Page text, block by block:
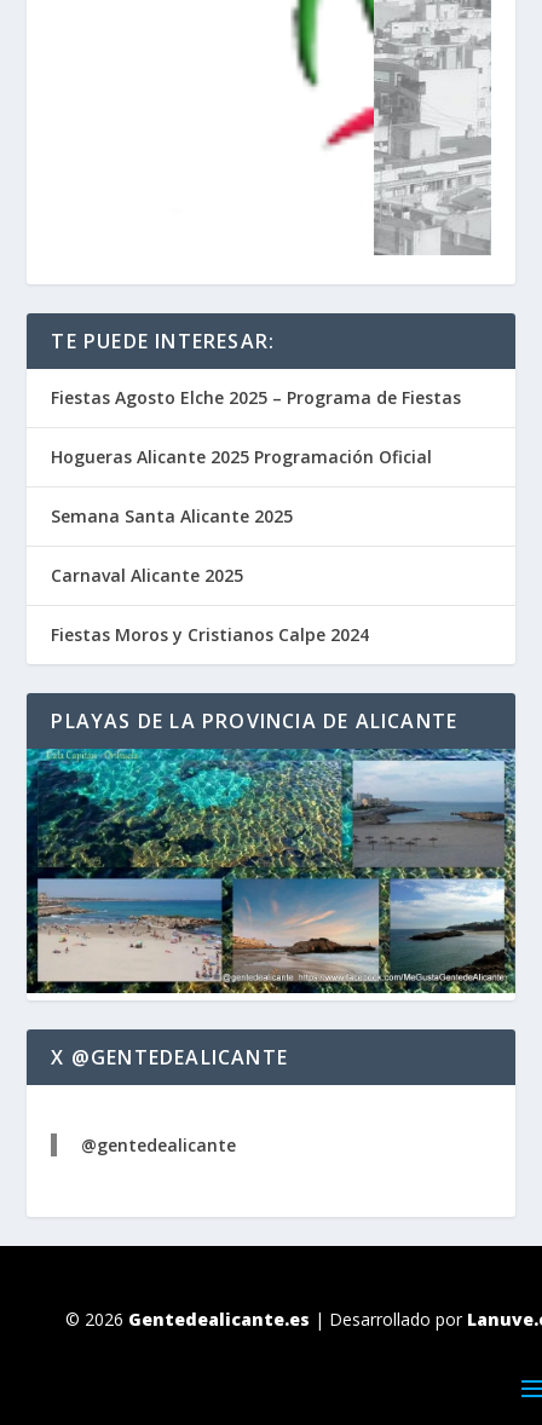
TE PUEDE INTERESAR:
Fiestas Agosto Elche 2025 – Programa de Fiestas
Hogueras Alicante 2025 Programación Oficial
Semana Santa Alicante 2025
Carnaval Alicante 2025
Fiestas Moros y Cristianos Calpe 2024
PLAYAS DE LA PROVINCIA DE ALICANTE
X @GENTEDEALICANTE
@gentedealicante
© 2026 Gentedealicante.es | Desarrollado por